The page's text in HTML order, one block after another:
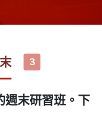
3
末研習班。下